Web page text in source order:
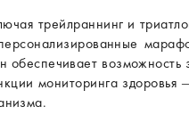
трейлраннинг и
возможность
мониторинга